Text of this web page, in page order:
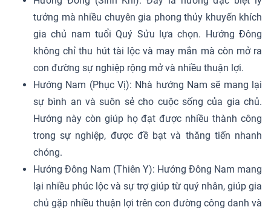
tưởng mà nhiều chuyên gia phong thủy khuyến khích
gia chủ nam tuổi Quý Sửu lựa chọn. Hướng Đông
không chỉ thu hút tài lộc và may mắn mà còn mở ra
con đường sự nghiệp rộng mở và nhiều thuận lợi.
Hướng Nam (Phục Vị): Nhà hướng Nam sẽ mang lại
sự bình an và suôn sẻ cho cuộc sống của gia chủ.
Hướng này còn giúp họ đạt được nhiều thành công
trong sự nghiệp, được đề bạt và thăng tiến nhanh
chóng.
Hướng Đông Nam (Thiên Y): Hướng Đông Nam mang
lại nhiều phúc lộc và sự trợ giúp từ quý nhân, giúp gia
chủ gặp nhiều thuận lợi trên con đường công danh và